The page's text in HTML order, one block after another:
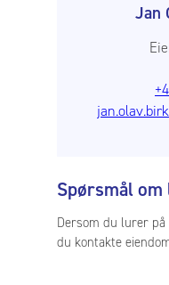
Jan
Spørsmål
Dersom du lurer
du kontakte